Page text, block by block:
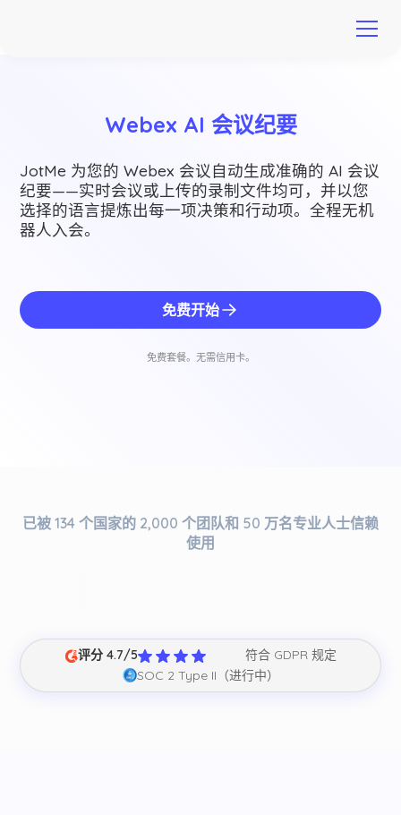
Webex AI 会议纪要
JotMe 为您的 Webex 会议自动生成准确的 AI 会议
纪要——实时会议或上传的录制文件均可，并以您
选择的语言提炼出每一项决策和行动项。全程无机
器人入会。
免费开始
免费套餐。无需信用卡。
已被 134 个国家的 2,000 个团队和 50 万名专业人士信赖
使用
评分 4.7/5
符合 GDPR 规定
SOC 2 Type II（进行中）